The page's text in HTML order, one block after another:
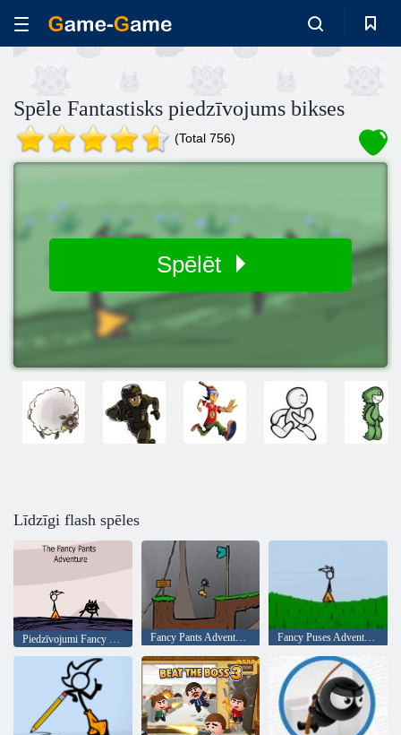
Spēle Fantastisks piedzīvojums bikses
(Total 756)
Spēlēt
Līdzīgi flash spēles
Piedzīvojumi Fancy Pants Man Fancy Pants Adventure: World 2 Fancy Puses Adventure 2